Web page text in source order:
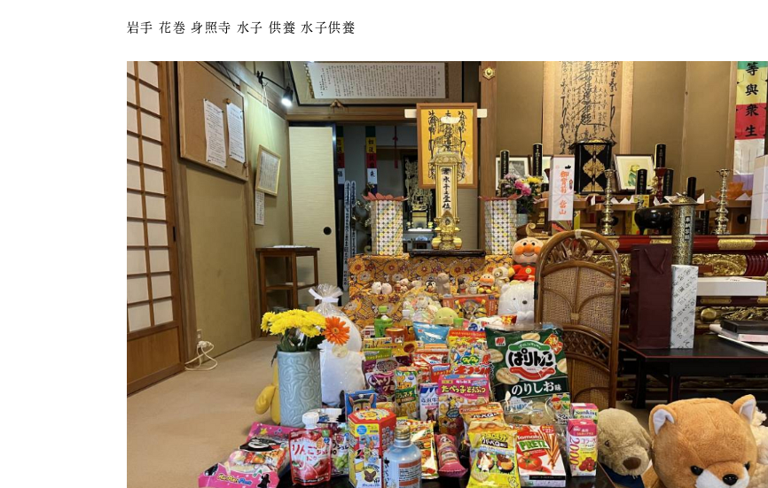
岩手 花巻 身照寺 水子 供養 水子供養